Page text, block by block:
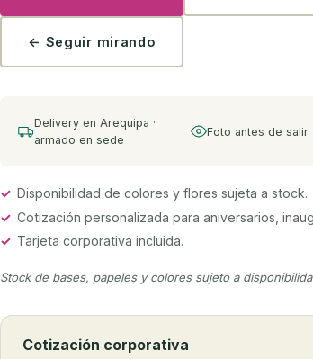
← Seguir mirando
Delivery en Arequipa ·
armado en sede
Foto antes de salir
✓ Disponibilidad de colores y flores sujeta a stock.
✓ Cotización personalizada para aniversarios,
✓ Tarjeta corporativa incluida.
Stock de bases, papeles y colores sujeto a
Cotización corporativa